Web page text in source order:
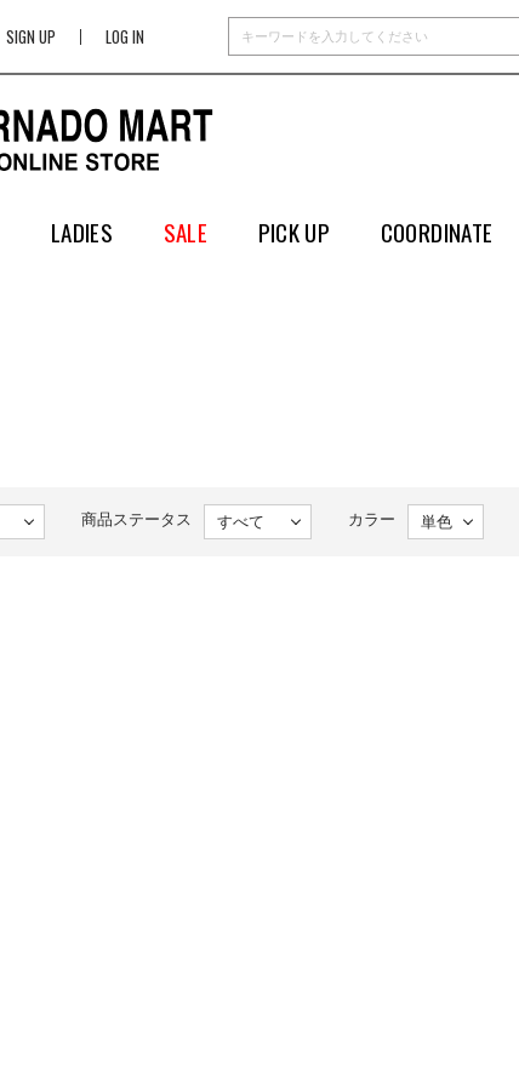
SIGN UP LOG IN
LADIES SALE PICK UP COORDINATE
商品ステータス カラー